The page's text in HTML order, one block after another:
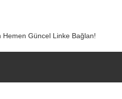
Hemen Güncel Linke Bağlan!